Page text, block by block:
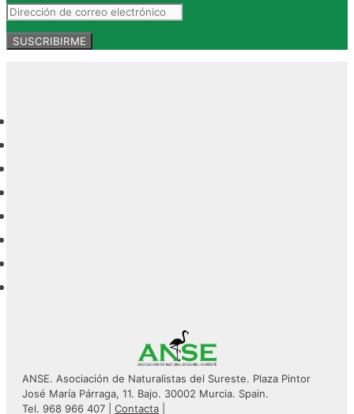
ANSE. Asociación de Naturalistas del Sureste. Plaza Pintor
José María Párraga, 11. Bajo. 30002 Murcia. Spain.
Tel. 968 966 407 | Contacta